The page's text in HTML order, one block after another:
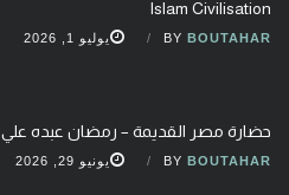
Islam Civilisation
BY BOUTAHAR يوليو 1, 2026
حضارة مصر القديمة – رمضان عبده علي
BY BOUTAHAR يونيو 29, 2026